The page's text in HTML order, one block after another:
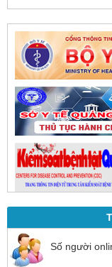
trực tiếp.
Số người